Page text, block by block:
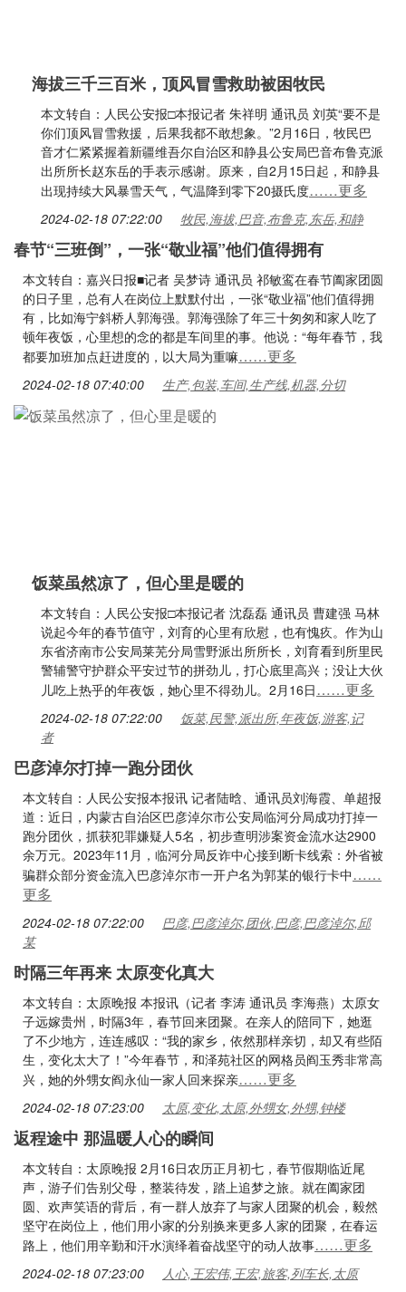
海拔三千三百米，顶风冒雪救助被困牧民
本文转自：人民公安报□本报记者 朱祥明 通讯员 刘英“要不是
你们顶风冒雪救援，后果我都不敢想象。”2月16日，牧民巴
音才仁紧紧握着新疆维吾尔自治区和静县公安局巴音布鲁克派
出所所长赵东岳的手表示感谢。原来，自2月15日起，和静县
出现持续大风暴雪天气，气温降到零下20摄氏度……更多
2024-02-18 07:22:00 牧民,海拔,巴音,布鲁克,东岳,和静
春节“三班倒”，一张“敬业福”他们值得拥有
本文转自：嘉兴日报■记者 吴梦诗 通讯员 祁敏鸾在春节阖家团圆
的日子里，总有人在岗位上默默付出，一张“敬业福”他们值得拥
有，比如海宁斜桥人郭海强。郭海强除了年三十匆匆和家人吃了
顿年夜饭，心里想的念的都是车间里的事。他说：“每年春节，我
都要加班加点赶进度的，以大局为重嘛……更多
2024-02-18 07:40:00 生产,包装,车间,生产线,机器,分切
饭菜虽然凉了，但心里是暖的
本文转自：人民公安报□本报记者 沈磊磊 通讯员 曹建强 马林
说起今年的春节值守，刘育的心里有欣慰，也有愧疚。作为山
东省济南市公安局莱芜分局雪野派出所所长，刘育看到所里民
警辅警守护群众平安过节的拼劲儿，打心底里高兴；没让大伙
儿吃上热乎的年夜饭，她心里不得劲儿。2月16日……更多
2024-02-18 07:22:00
饭菜,民警,派出所,年夜饭,游客,记
者
巴彦淖尔打掉一跑分团伙
本文转自：人民公安报本报讯 记者陆晗、通讯员刘海霞、单超报
道：近日，内蒙古自治区巴彦淖尔市公安局临河分局成功打掉一
跑分团伙，抓获犯罪嫌疑人5名，初步查明涉案资金流水达2900
余万元。2023年11月，临河分局反诈中心接到断卡线索：外省被
骗群众部分资金流入巴彦淖尔市一开户名为郭某的银行卡中……
更多
2024-02-18 07:22:00
巴彦,巴彦淖尔,团伙,巴彦,巴彦淖尔,邱
某
时隔三年再来 太原变化真大
本文转自：太原晚报 本报讯（记者 李涛 通讯员 李海燕）太原女
子远嫁贵州，时隔3年，春节回来团聚。在亲人的陪同下，她逛
了不少地方，连连感叹：“我的家乡，依然那样亲切，却又有些陌
生，变化太大了！”今年春节，和泽苑社区的网格员阎玉秀非常高
兴，她的外甥女阎永仙一家人回来探亲……更多
2024-02-18 07:23:00 太原,变化,太原,外甥女,外甥,钟楼
返程途中 那温暖人心的瞬间
本文转自：太原晚报 2月16日农历正月初七，春节假期临近尾
声，游子们告别父母，整装待发，踏上追梦之旅。就在阖家团
圆、欢声笑语的背后，有一群人放弃了与家人团聚的机会，毅然
坚守在岗位上，他们用小家的分别换来更多人家的团聚，在春运
路上，他们用辛勤和汗水演绎着奋战坚守的动人故事……更多
2024-02-18 07:23:00 人心,王宏伟,王宏,旅客,列车长,太原